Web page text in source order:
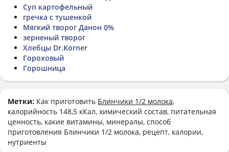
Суп картофельный
гречка с тушенкой
Мягкий творог Данон 0%
зерненый творог
Хлебцы Dr.Korner
Гороховый
Горошница
Метки: Как приготовить Блинчики 1/2 молока,
калорийность 148,5 кКал, химический состав, питательная
ценность, какие витамины, минералы, способ
приготовления Блинчики 1/2 молока, рецепт, калории,
нутриенты